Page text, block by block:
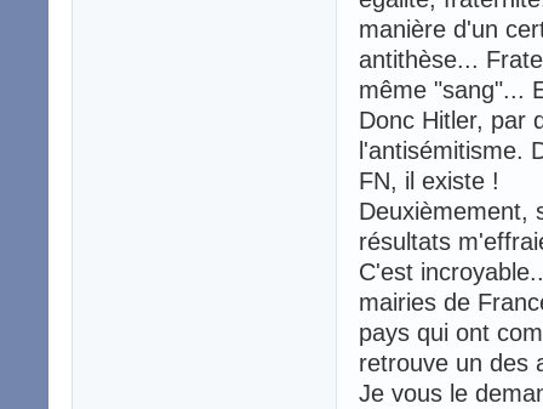
manière d'un
antithèse...
même "sang"...
Donc Hitler, par
l'antisémitisme.
FN, il existe !
Deuxièmement,
résultats
C'est
mairies de
pays qui ont
retrouve un des
Je vous le